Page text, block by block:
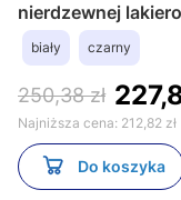
nierdzewnej
biały czarny
250,38 zł
Najniższa cena: 212,82 zł
Do koszyka